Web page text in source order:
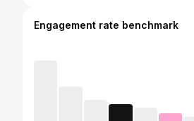
Engagement rate benchmark